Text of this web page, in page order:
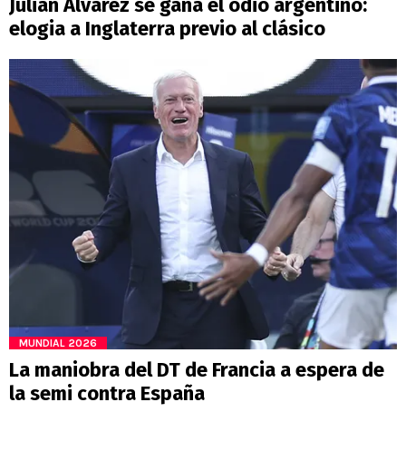
elogia a Inglaterra previo al clásico
MUNDIAL 2026
La maniobra del DT de Francia a espera de
la semi contra España